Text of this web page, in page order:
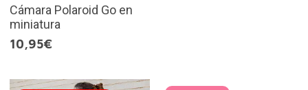
Cámara Polaroid Go en
miniatura
10,95€